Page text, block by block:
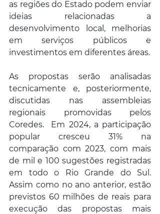
as regiões do Estado podem enviar
ideias relacionadas a
desenvolvimento local, melhorias
em serviços públicos e
As propostas serão analisadas
tecnicamente e, posteriormente,
discutidas nas assembleias
regionais promovidas pelos
Coredes.  Em 2024, a participação
popular cresceu 31% na
comparação com 2023, com mais
de mil e 100 sugestões registradas
em todo o Rio Grande do Sul.
Assim como no ano anterior, estão
previstos 60 milhões de reais para
execução das propostas mais